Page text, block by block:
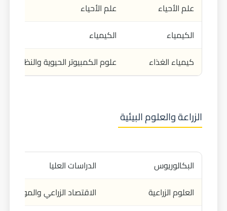
علم الأحياء
علم الأحياء
الكيمياء
الكيمياء
كيمياء الغذاء
علوم الكمبيوتر الحيوية والنظم
الزراعة والعلوم البيئية
البكالوريوس
الدراسات العليا
العلوم الزراعية
الاقتصاد الزراعي والموارد